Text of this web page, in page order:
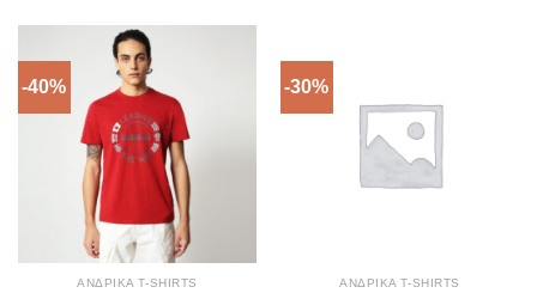
-40%
ΑΝΔΡΙΚΆ T-SHIRTS
-30%
ΑΝΔΡΙΚΆ T-SHIRTS